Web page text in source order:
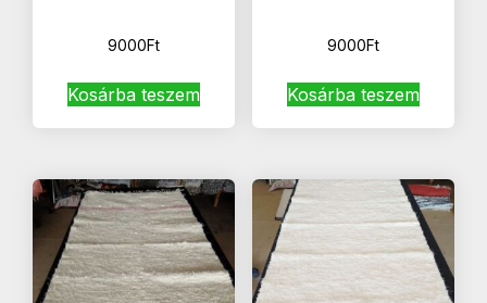
9000Ft
Kosárba teszem
9000Ft
Kosárba teszem